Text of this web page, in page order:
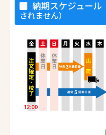
納期スケジュール
されません）